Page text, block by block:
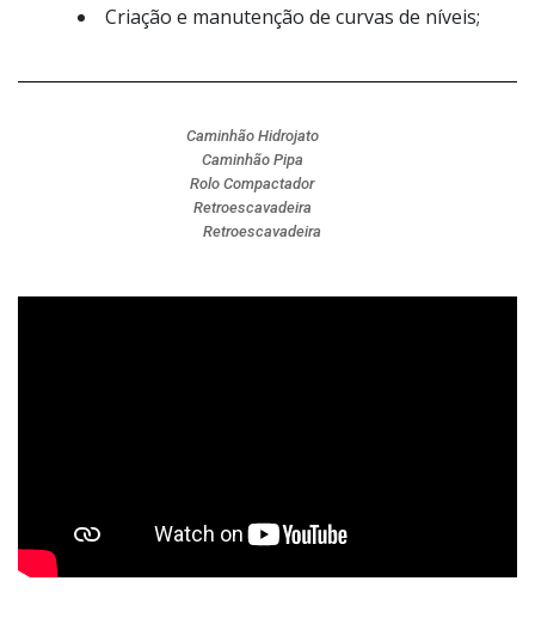
Criação e manutenção de curvas de níveis;
Caminhão Hidrojato
Caminhão Pipa
Rolo Compactador
Retroescavadeira
Retroescavadeira